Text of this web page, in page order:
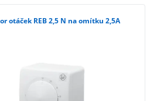
otáček REB 2,5 N na omítku 2,5A